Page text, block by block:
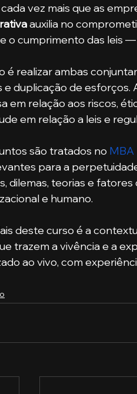
cada vez mais que as
auxilia no
o cumprimento das leis —
e duplicação de esforços.
em relação aos riscos,
em relação a leis e
são tratados no
MBA
para a
dilemas, teorias e
e humano.
trazem a vivência e a
ao vivo, com